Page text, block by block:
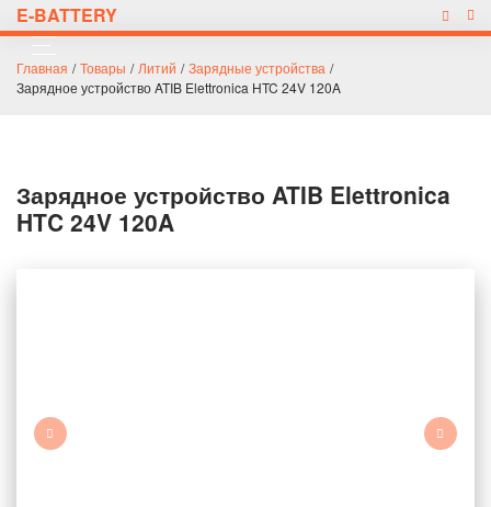
E-BATTERY
Главная / Товары / Литий / Зарядные устройства /
Зарядное устройство ATIB Elettronica HTC 24V 120A
Зарядное устройство ATIB Elettronica
HTC 24V 120A